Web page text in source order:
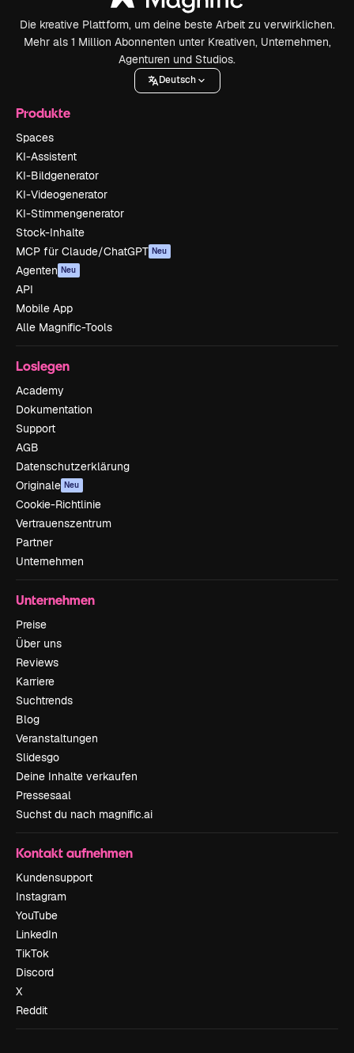
Die kreative Plattform, um deine beste Arbeit zu verwirklichen.
Mehr als 1 Million Abonnenten unter Kreativen, Unternehmen,
Agenturen und Studios.
Deutsch
Produkte
Spaces
KI-Assistent
KI-Bildgenerator
KI-Videogenerator
KI-Stimmengenerator
Stock-Inhalte
MCP für Claude/ChatGPT Neu
Agenten Neu
API
Mobile App
Alle Magnific-Tools
Loslegen
Academy
Dokumentation
Support
AGB
Datenschutzerklärung
Originale Neu
Cookie-Richtlinie
Vertrauenszentrum
Partner
Unternehmen
Unternehmen
Preise
Über uns
Reviews
Karriere
Suchtrends
Blog
Veranstaltungen
Slidesgo
Deine Inhalte verkaufen
Pressesaal
Suchst du nach magnific.ai
Kontakt aufnehmen
Kundensupport
Instagram
YouTube
LinkedIn
TikTok
Discord
X
Reddit